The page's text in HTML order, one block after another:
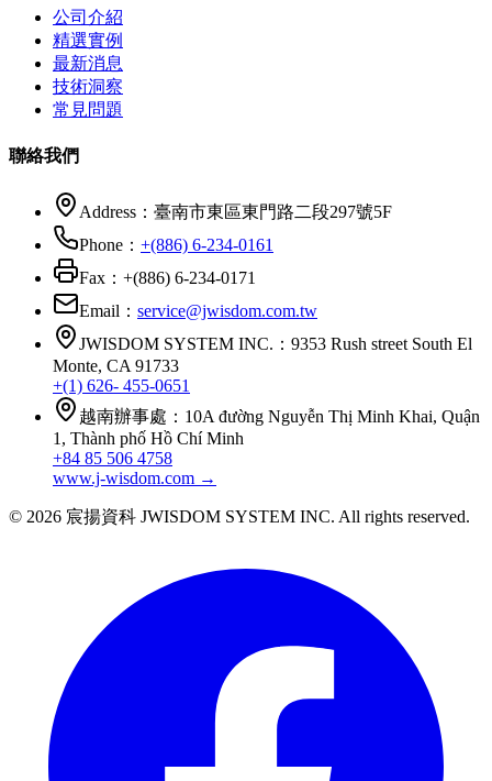
公司介紹
精選實例
最新消息
技術洞察
常見問題
聯絡我們
Address： 臺南市東區東門路二段297號5F
Phone： +(886) 6-234-0161
Fax： +(886) 6-234-0171
Email： service@jwisdom.com.tw
JWISDOM SYSTEM INC. ： 9353 Rush street South El
Monte, CA 91733
+(1) 626- 455-0651
越南辦事處 ： 10A đường Nguyễn Thị Minh Khai, Quận
1, Thành phố Hồ Chí Minh
+84 85 506 4758
www.j-wisdom.com →
© 2026 宸揚資科 JWISDOM SYSTEM INC. All rights reserved.